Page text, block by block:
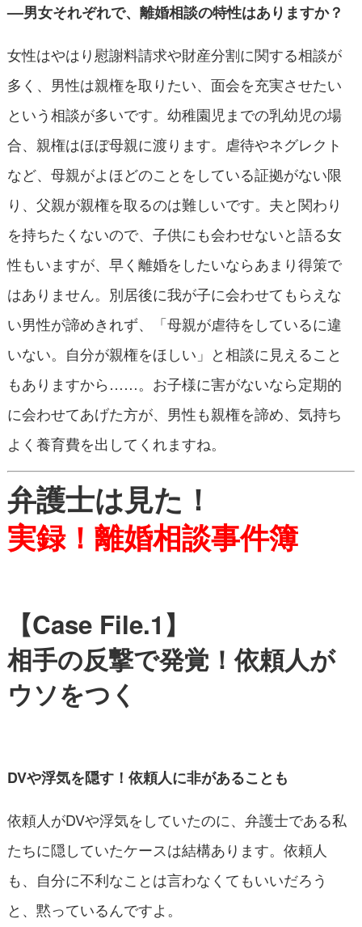
––男女それぞれで、離婚相談の特性はありますか？
女性はやはり慰謝料請求や財産分割に関する相談が
多く、男性は親権を取りたい、面会を充実させたい
という相談が多いです。幼稚園児までの乳幼児の場
合、親権はほぼ母親に渡ります。虐待やネグレクト
など、母親がよほどのことをしている証拠がない限
り、父親が親権を取るのは難しいです。夫と関わり
を持ちたくないので、子供にも会わせないと語る女
性もいますが、早く離婚をしたいならあまり得策で
はありません。別居後に我が子に会わせてもらえな
い男性が諦めきれず、「母親が虐待をしているに違
いない。自分が親権をほしい」と相談に見えること
もありますから……。お子様に害がないなら定期的
に会わせてあげた方が、男性も親権を諦め、気持ち
よく養育費を出してくれますね。
弁護士は見た！
実録！離婚相談事件簿
【Case File.1】
相手の反撃で発覚！依頼人が
ウソをつく
DVや浮気を隠す！依頼人に非があることも
依頼人がDVや浮気をしていたのに、弁護士である私
たちに隠していたケースは結構あります。依頼人
も、自分に不利なことは言わなくてもいいだろう
と、黙っているんですよ。